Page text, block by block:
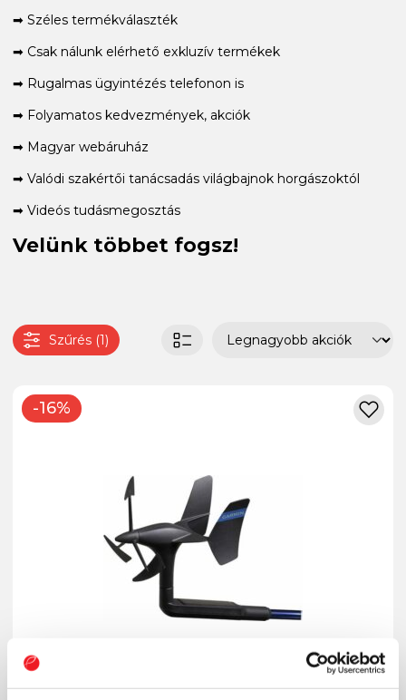
➡ Széles termékválaszték
➡ Csak nálunk elérhető exkluzív termékek
➡ Rugalmas ügyintézés telefonon is
➡ Folyamatos kedvezmények, akciók
➡ Magyar webáruház
➡ Valódi szakértői tanácsadás világbajnok horgászoktól
➡ Videós tudásmegosztás
Velünk többet fogsz!
Szűrés (1)
-16%